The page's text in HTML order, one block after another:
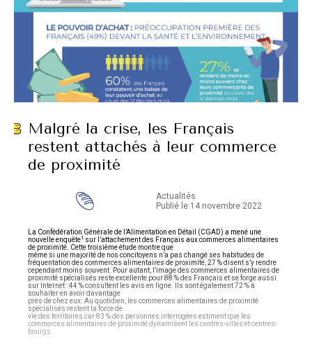
Malgré la crise, les Français
restent attachés à leur commerce
de proximité
Actualités
Publié le 14 novembre 2022
La Confédération Générale de l’Alimentation en Détail (CGAD) a mené une
nouvelle enquête1 sur l’attachement des Français aux commerces alimentaires
de proximité. Cette troisième étude montre que
même si une majorité de nos concitoyens n’a pas changé ses habitudes de
fréquentation des commerces alimentaires de proximité, 27 % disent s’y rendre
cependant moins souvent. Pour autant, l’image des commerces alimentaires de
proximité spécialisés reste excellente pour 88 % des Français et se forge aussi
sur Internet : 44 % consultent les avis en ligne. Ils sont également 72 % à
souhaiter en avoir davantage
près de chez eux. Au quotidien, les commerces alimentaires de proximité
spécialisés restent la force de
vie des territoires car 83 % des personnes interrogées estiment que les
commerces alimentaires de proximité dynamisent les centres-villes et centres-
bourgs.